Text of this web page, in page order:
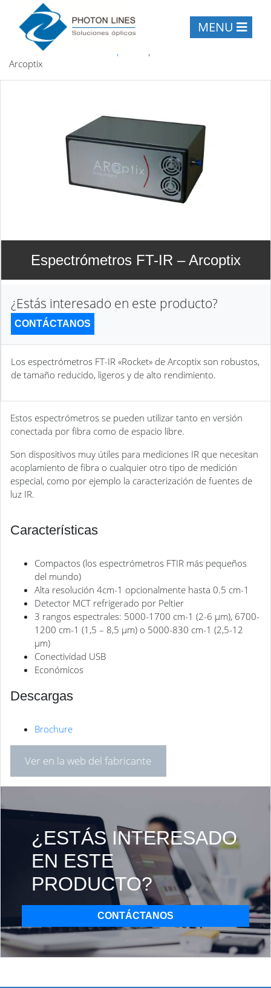
MENU
Proveedores
Arcoptix
Espectrómetros FT-IR – Arcoptix
¿Estás interesado en este producto?
CONTÁCTANOS
Los espectrómetros FT-IR «Rocket» de Arcoptix son robustos,
de tamaño reducido, ligeros y de alto rendimiento.
Estos espectrómetros se pueden utilizar tanto en versión
conectada por fibra como de espacio libre.
Son dispositivos muy útiles para mediciones IR que necesitan
acoplamiento de fibra o cualquier otro tipo de medición
especial, como por ejemplo la caracterización de fuentes de
luz IR.
Características
Compactos (los espectrómetros FTIR más pequeños
del mundo)
Alta resolución 4cm-1 opcionalmente hasta 0.5 cm-1
Detector MCT refrigerado por Peltier
3 rangos espectrales: 5000-1700 cm-1 (2-6 μm), 6700-
1200 cm-1 (1,5 – 8,5 μm) o 5000-830 cm-1 (2,5-12
μm)
Conectividad USB
Económicos
Descargas
Brochure
Ver en la web del fabricante
¿ESTÁS INTERESADO
EN ESTE
PRODUCTO?
CONTÁCTANOS